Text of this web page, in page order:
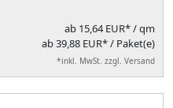
ab 15,64 EUR*/ qm
ab 39,88 EUR* / Paket(e)
*inkl. MwSt. zzgl. Versand